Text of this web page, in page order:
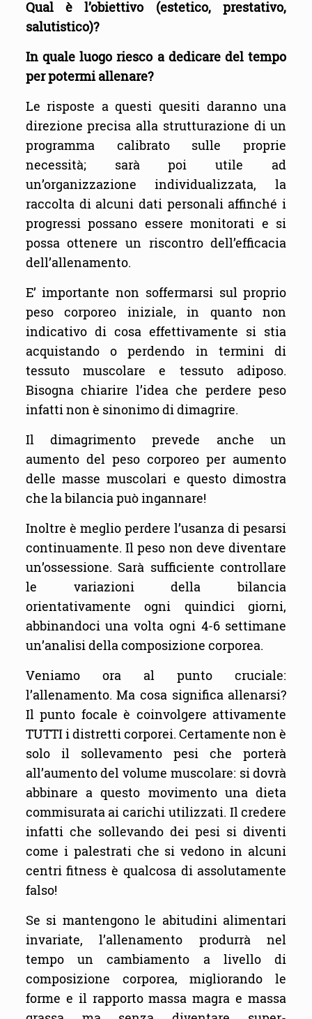
Qual è l’obiettivo (estetico, prestativo,
salutistico)?
In quale luogo riesco a dedicare del tempo
per potermi allenare?
Le risposte a questi quesiti daranno una
direzione precisa alla strutturazione di un
programma calibrato sulle proprie
necessità; sarà poi utile ad
un’organizzazione individualizzata, la
raccolta di alcuni dati personali affinché i
progressi possano essere monitorati e si
possa ottenere un riscontro dell’efficacia
dell’allenamento.
E’ importante non soffermarsi sul proprio
peso corporeo iniziale, in quanto non
indicativo di cosa effettivamente si stia
acquistando o perdendo in termini di
tessuto muscolare e tessuto adiposo.
Bisogna chiarire l’idea che perdere peso
infatti non è sinonimo di dimagrire.
Il dimagrimento prevede anche un
aumento del peso corporeo per aumento
delle masse muscolari e questo dimostra
che la bilancia può ingannare!
Inoltre è meglio perdere l’usanza di pesarsi
continuamente. Il peso non deve diventare
un’ossessione. Sarà sufficiente controllare
le variazioni della bilancia
orientativamente ogni quindici giorni,
abbinandoci una volta ogni 4-6 settimane
un’analisi della composizione corporea.
Veniamo ora al punto cruciale:
l’allenamento. Ma cosa significa allenarsi?
Il punto focale è coinvolgere attivamente
TUTTI i distretti corporei. Certamente non è
solo il sollevamento pesi che porterà
all’aumento del volume muscolare: si dovrà
abbinare a questo movimento una dieta
commisurata ai carichi utilizzati. Il credere
infatti che sollevando dei pesi si diventi
come i palestrati che si vedono in alcuni
centri fitness è qualcosa di assolutamente
falso!
Se si mantengono le abitudini alimentari
invariate, l’allenamento produrrà nel
tempo un cambiamento a livello di
composizione corporea, migliorando le
forme e il rapporto massa magra e massa